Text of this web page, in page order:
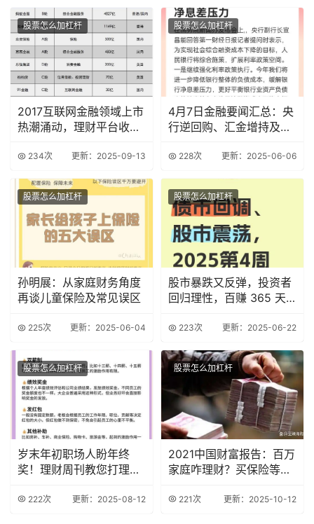
股票怎么加杠杆
2017互联网金融领域上市
热潮涌动，理财平台收益
234次 更新：2025-09-13
股票怎么加杠杆
4月7日金融要闻汇总：央
行逆回购、汇金增持及养
228次 更新：2025-06-06
股票怎么加杠杆
孙明展：从家庭财务角度
再谈儿童保险及常见误区
225次 更新：2025-06-04
股票怎么加杠杆
股市暴跌又反弹，投资者
回归理性，百赚 365 天
223次 更新：2025-06-22
股票怎么加杠杆
岁末年初职场人盼年终
奖！理财周刊教您打理及
222次 更新：2025-08-12
股票怎么加杠杆
2021中国财富报告：百万
家庭咋理财？买保险等是
221次 更新：2025-10-12